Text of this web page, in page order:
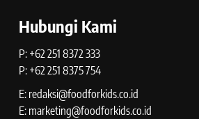
Hubungi Kami
P: +62 251 8372 333
P: +62 251 8375 754
E: redaksi@foodforkids.co.id
E: marketing@foodforkids.co.id